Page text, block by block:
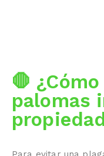
🛑
palomas